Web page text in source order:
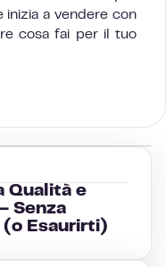
inizia a vendere con
cosa fai per il tuo
Qualità e
Senza
Esaurirti)